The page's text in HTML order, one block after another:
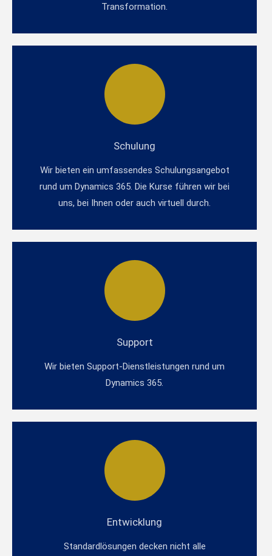
Transformation.
Schulung
Wir bieten ein umfassendes Schulungsangebot
rund um Dynamics 365. Die Kurse führen wir bei
uns, bei Ihnen oder auch virtuell durch.
Support
Wir bieten Support-Dienstleistungen rund um
Dynamics 365.
Entwicklung
Standardlösungen decken nicht alle